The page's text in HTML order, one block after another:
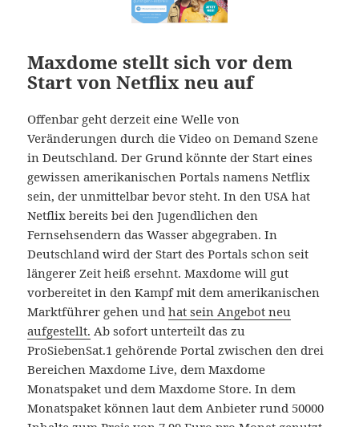
Maxdome stellt sich vor dem
Start von Netflix neu auf
Offenbar geht derzeit eine Welle von
Veränderungen durch die Video on Demand Szene
in Deutschland. Der Grund könnte der Start eines
gewissen amerikanischen Portals namens Netflix
sein, der unmittelbar bevor steht. In den USA hat
Netflix bereits bei den Jugendlichen den
Fernsehsendern das Wasser abgegraben. In
Deutschland wird der Start des Portals schon seit
längerer Zeit heiß ersehnt. Maxdome will gut
vorbereitet in den Kampf mit dem amerikanischen
Marktführer gehen undhat sein Angebot neu
aufgestellt. Ab sofort unterteilt das zu
ProSiebenSat.1 gehörende Portal zwischen den drei
Bereichen Maxdome Live, dem Maxdome
Monatspaket und dem Maxdome Store. In dem
Monatspaket können laut dem Anbieter rund 50000